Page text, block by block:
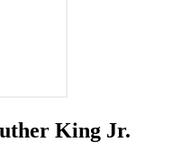
King Jr.